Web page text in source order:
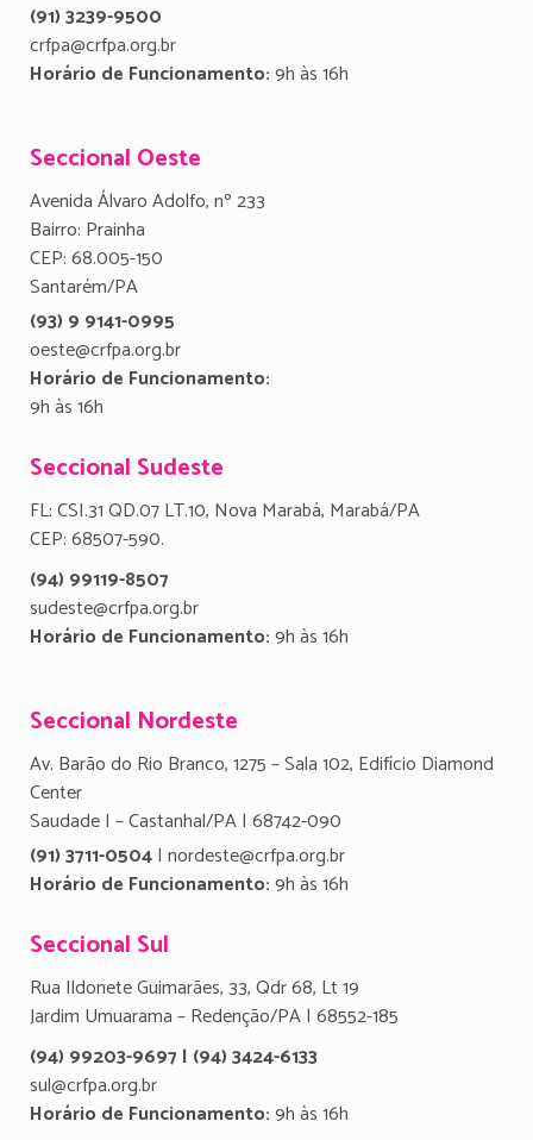
(91) 3239-9500
crfpa@crfpa.org.br
Horário de Funcionamento:9h às 16h
Seccional Oeste
Avenida Álvaro Adolfo, nº 233
Bairro: Prainha
CEP: 68.005-150
Santarém/PA
(93) 9 9141-0995
oeste@crfpa.org.br
Horário de Funcionamento:
9h às 16h
Seccional Sudeste
FL: CSI.31 QD.07 LT.10, Nova Marabá, Marabá/PA
CEP: 68507-590.
(94) 99119-8507
sudeste@crfpa.org.br
Horário de Funcionamento:9h às 16h
Seccional Nordeste
Av. Barão do Rio Branco, 1275 – Sala 102, Edifício Diamond
Center
Saudade I – Castanhal/PA | 68742-090
(91) 3711-0504| nordeste@crfpa.org.br
Horário de Funcionamento:9h às 16h
Seccional Sul
Rua Ildonete Guimarães, 33, Qdr 68, Lt 19
Jardim Umuarama – Redenção/PA | 68552-185
(94) 99203-9697 | (94) 3424-6133
sul@crfpa.org.br
Horário de Funcionamento:9h às 16h